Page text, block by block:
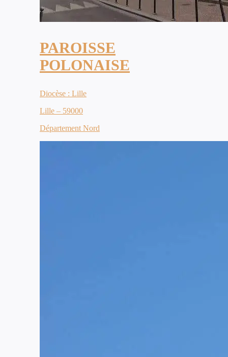
PAROISSE
POLONAISE
Diocèse : Lille
Lille – 59000
Département Nord